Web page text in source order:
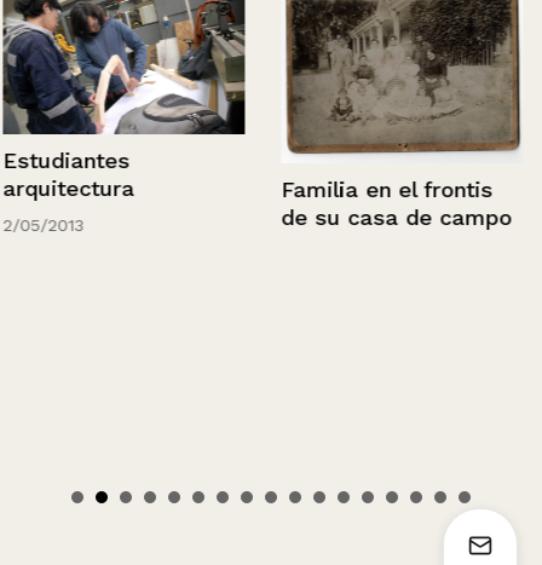
Estudiantes
arquitectura
2/05/2013
Familia en el frontis
de su casa de campo